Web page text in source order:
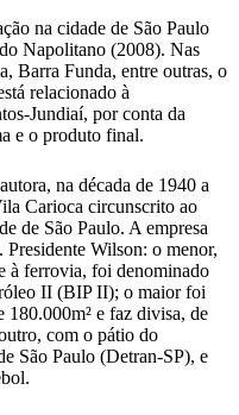
na cidade de São Paulo
Napolitano (2008). Nas
Barra Funda, entre outras, o
relacionado à
Jundiaí, por conta da
e o produto final.
na década de 1940 a
Carioca circunscrito ao
de São Paulo. A empresa
Wilson: o menor,
à ferrovia, foi denominado
II (BIP II); o maior foi
e faz divisa, de
com o pátio do
São Paulo (Detran-SP), e